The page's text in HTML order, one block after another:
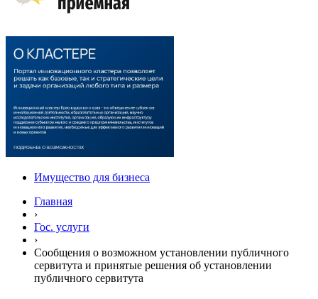
Имущество для бизнеса
Главная
›
Гос. услуги
›
Сообщения о возможном установлении публичного
сервитута и принятые решения об установлении
публичного сервитута